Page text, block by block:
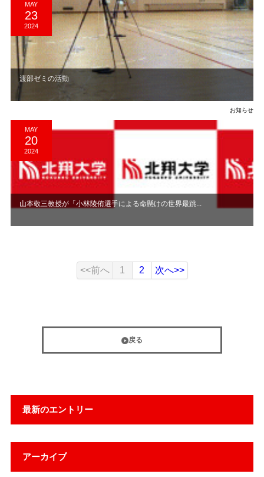
最新のエントリー
アーカイブ
MAY
23
2024
渡部ゼミの活動
お知らせ
MAY
20
2024
山本敬三教授が「小林陵侑選手による命懸けの世界最跳...
<<前へ 1 2 次へ>>
戻る